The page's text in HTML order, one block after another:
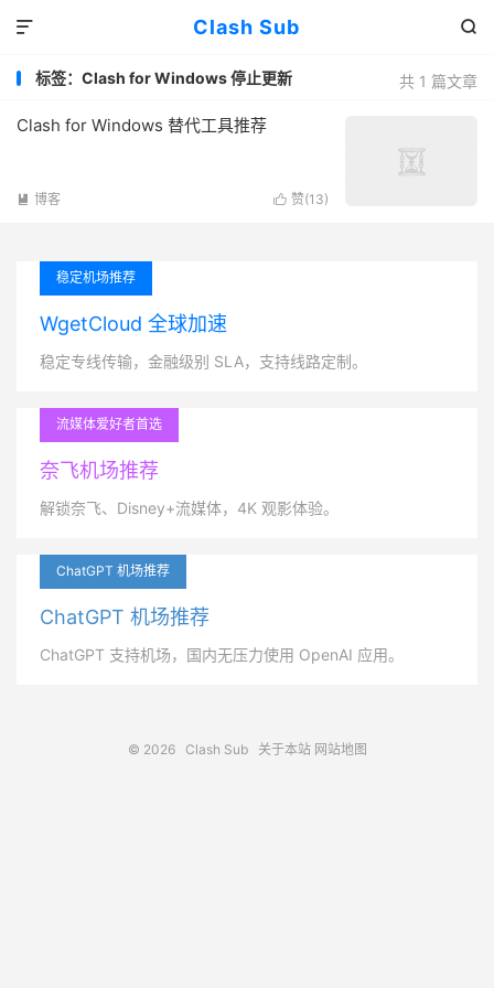
Clash Sub 

共 1 篇文章
标签：Clash for Windows 停止更新
Clash for Windows 替代工具推荐
 赞(13)
 博客
稳定机场推荐
WgetCloud 全球加速
稳定专线传输，金融级别 SLA，支持线路定制。
流媒体爱好者首选
奈飞机场推荐
解锁奈飞、Disney+流媒体，4K 观影体验。
ChatGPT 机场推荐
ChatGPT 机场推荐
ChatGPT 支持机场，国内无压力使用 OpenAI 应用。
© 2026 Clash Sub 关于本站 网站地图